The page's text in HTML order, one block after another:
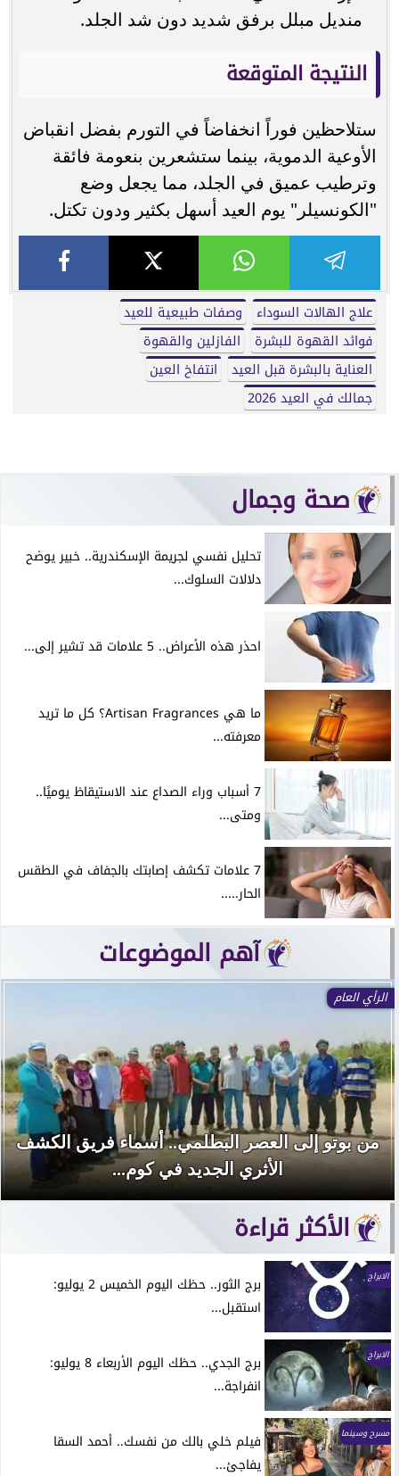
منديل مبلل برفق شديد دون شد الجلد.
النتيجة المتوقعة
ستلاحظين فوراً انخفاضاً في التورم بفضل انقباض
الأوعية الدموية، بينما ستشعرين بنعومة فائقة
وترطيب عميق في الجلد، مما يجعل وضع
"الكونسيلر" يوم العيد أسهل بكثير ودون تكتل.
علاج الهالات السوداء
وصفات طبيعية للعيد
فوائد القهوة للبشرة
الفازلين والقهوة
العناية بالبشرة قبل العيد
انتفاخ العين
جمالك في العيد 2026
صحة وجمال
تحليل نفسي لجريمة الإسكندرية.. خبير يوضح
دلالات السلوك...
احذر هذه الأعراض.. 5 علامات قد تشير إلى...
ما هي Artisan Fragrances؟ كل ما تريد
معرفته...
7 أسباب وراء الصداع عند الاستيقاظ يوميًا..
ومتى...
7 علامات تكشف إصابتك بالجفاف في الطقس
الحار.....
آهم الموضوعات
الرأي العام
من بوتو إلى العصر البطلمي.. أسماء فريق الكشف
الأثري الجديد في كوم...
الأكثر قراءة
الابراج
برج الثور.. حظك اليوم الخميس 2 يوليو:
استقبل...
الابراج
برج الجدي.. حظك اليوم الأربعاء 8 يوليو:
انفراجة...
مسرح وسينما
فيلم خلي بالك من نفسك.. أحمد السقا
يفاجئ...